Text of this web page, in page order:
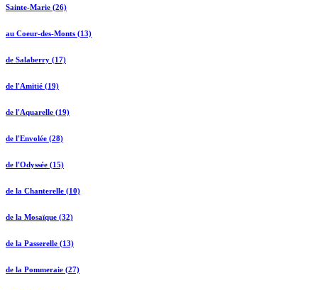
Sainte-Marie (26)
au Coeur-des-Monts (13)
de Salaberry (17)
de l'Amitié (19)
de l'Aquarelle (19)
de l'Envolée (28)
de l'Odyssée (15)
de la Chanterelle (10)
de la Mosaïque (32)
de la Passerelle (13)
de la Pommeraie (27)